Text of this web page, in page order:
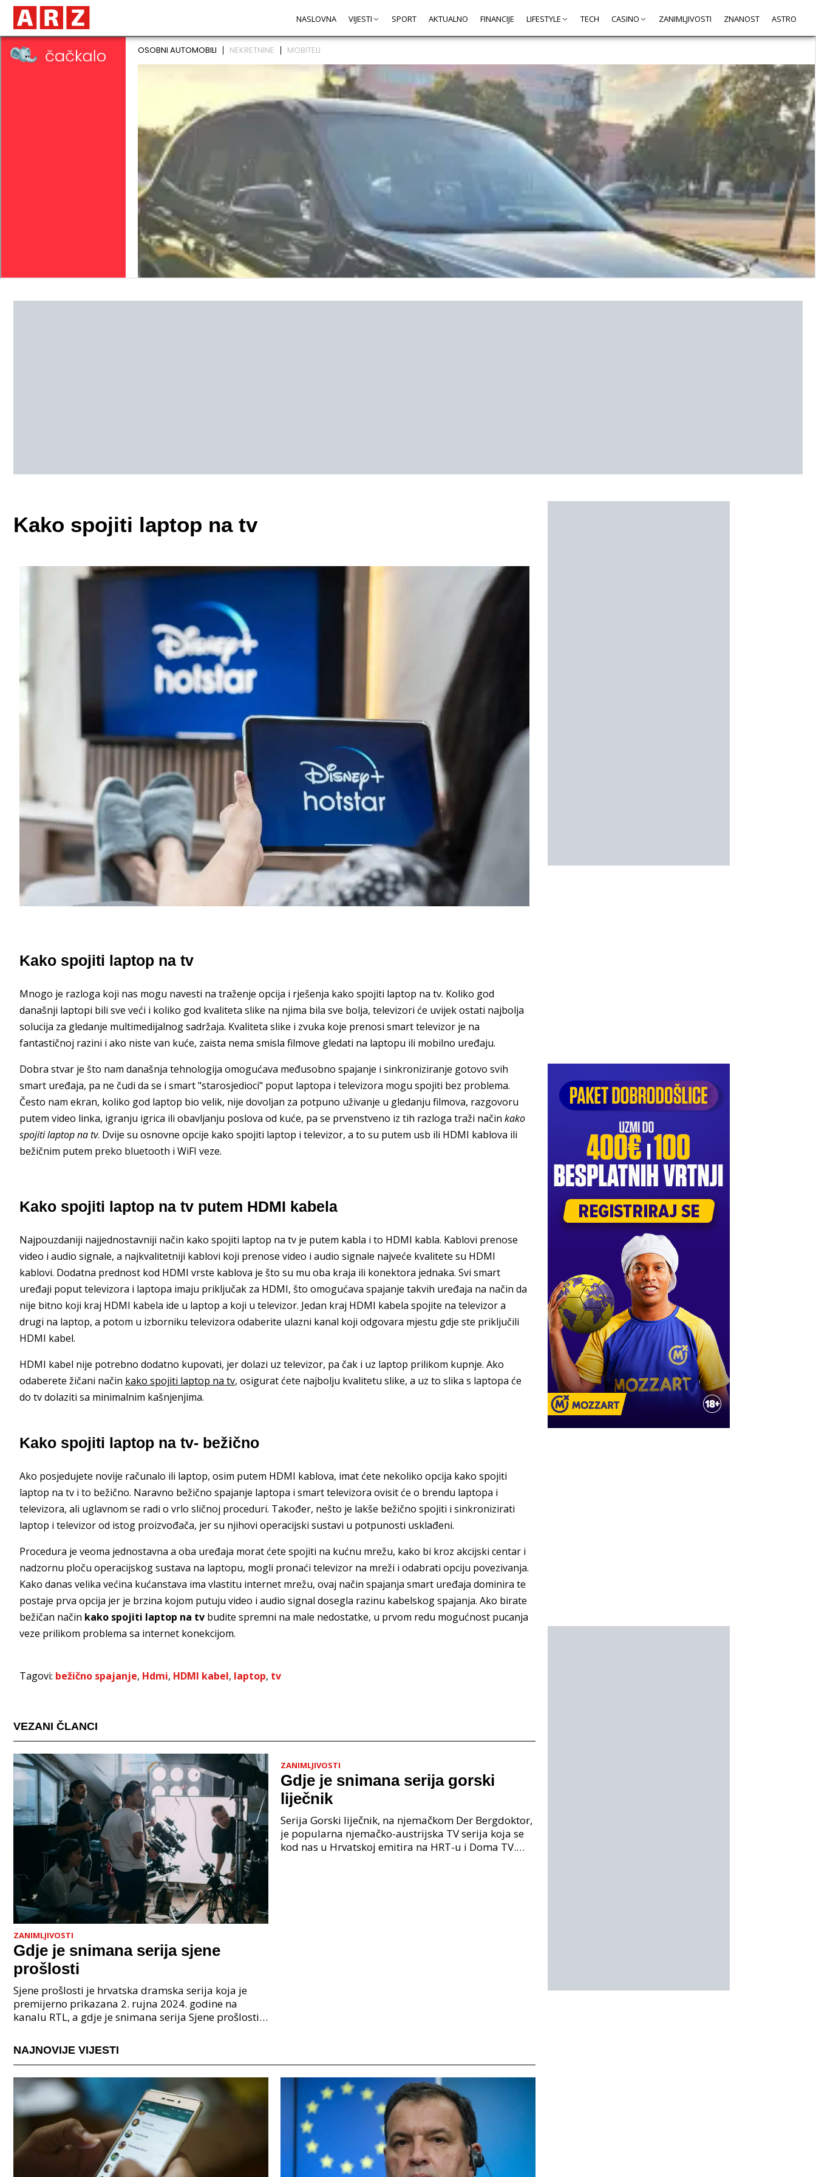
NASLOVNA VIJESTI SPORT AKTUALNO FINANCIJE LIFESTYLE TECH CASINO ZANIMLJIVOSTI ZNANOST ASTRO
Kako spojiti laptop na tv
Kako spojiti laptop na tv
Mnogo je razloga koji nas mogu navesti na traženje opcija i rješenja kako spojiti laptop na tv. Koliko god
današnji laptopi bili sve veći i koliko god kvaliteta slike na njima bila sve bolja, televizori će uvijek ostati najbolja
solucija za gledanje multimedijalnog sadržaja. Kvaliteta slike i zvuka koje prenosi smart televizor je na
fantastičnoj razini i ako niste van kuće, zaista nema smisla filmove gledati na laptopu ili mobilno uređaju.
Dobra stvar je što nam današnja tehnologija omogućava međusobno spajanje i sinkroniziranje gotovo svih
smart uređaja, pa ne čudi da se i smart "starosjedioci" poput laptopa i televizora mogu spojiti bez problema.
Često nam ekran, koliko god laptop bio velik, nije dovoljan za potpuno uživanje u gledanju filmova, razgovoru
putem video linka, igranju igrica ili obavljanju poslova od kuće, pa se prvenstveno iz tih razloga traži način kako
spojiti laptop na tv. Dvije su osnovne opcije kako spojiti laptop i televizor, a to su putem usb ili HDMI kablova ili
bežičnim putem preko bluetooth i WiFI veze.
Kako spojiti laptop na tv putem HDMI kabela
Najpouzdaniji najjednostavniji način kako spojiti laptop na tv je putem kabla i to HDMI kabla. Kablovi prenose
video i audio signale, a najkvalitetniji kablovi koji prenose video i audio signale najveće kvalitete su HDMI
kablovi. Dodatna prednost kod HDMI vrste kablova je što su mu oba kraja ili konektora jednaka. Svi smart
uređaji poput televizora i laptopa imaju priključak za HDMI, što omogućava spajanje takvih uređaja na način da
nije bitno koji kraj HDMI kabela ide u laptop a koji u televizor. Jedan kraj HDMI kabela spojite na televizor a
drugi na laptop, a potom u izborniku televizora odaberite ulazni kanal koji odgovara mjestu gdje ste priključili
HDMI kabel.
HDMI kabel nije potrebno dodatno kupovati, jer dolazi uz televizor, pa čak i uz laptop prilikom kupnje. Ako
odaberete žičani način kako spojiti laptop na tv, osigurat ćete najbolju kvalitetu slike, a uz to slika s laptopa će
do tv dolaziti sa minimalnim kašnjenjima.
Kako spojiti laptop na tv- bežično
Ako posjedujete novije računalo ili laptop, osim putem HDMI kablova, imat ćete nekoliko opcija kako spojiti
laptop na tv i to bežično. Naravno bežično spajanje laptopa i smart televizora ovisit će o brendu laptopa i
televizora, ali uglavnom se radi o vrlo sličnoj proceduri. Također, nešto je lakše bežično spojiti i sinkronizirati
laptop i televizor od istog proizvođača, jer su njihovi operacijski sustavi u potpunosti usklađeni.
Procedura je veoma jednostavna a oba uređaja morat ćete spojiti na kućnu mrežu, kako bi kroz akcijski centar i
nadzornu ploču operacijskog sustava na laptopu, mogli pronaći televizor na mreži i odabrati opciju povezivanja.
Kako danas velika većina kućanstava ima vlastitu internet mrežu, ovaj način spajanja smart uređaja dominira te
postaje prva opcija jer je brzina kojom putuju video i audio signal dosegla razinu kabelskog spajanja. Ako birate
bežičan način kako spojiti laptop na tv budite spremni na male nedostatke, u prvom redu mogućnost pucanja
veze prilikom problema sa internet konekcijom.
Tagovi: bežično spajanje, Hdmi, HDMI kabel, laptop, tv
VEZANI ČLANCI
ZANIMLJIVOSTI
Gdje je snimana serija sjene
prošlosti
Sjene prošlosti je hrvatska dramska serija koja je
premijerno prikazana 2. rujna 2024. godine na
kanalu RTL, a gdje je snimana serija Sjene prošlosti
ZANIMLJIVOSTI
Gdje je snimana serija gorski
liječnik
Serija Gorski liječnik, na njemačkom Der Bergdoktor,
je popularna njemačko-austrijska TV serija koja se
kod nas u Hrvatskoj emitira na HRT-u i Doma TV.
NAJNOVIJE VIJESTI